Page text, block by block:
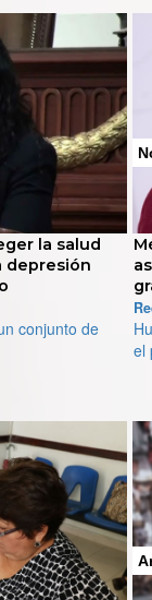
del estado:
universal
sigue siendo
El